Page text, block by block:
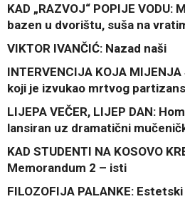
KAD „RAZVOJ“ POPIJE VODU:
bazen u dvorištu, suša na
VIKTOR IVANČIĆ: Nazad naši
INTERVENCIJA KOJA
koji je izvukao mrtvog
LIJEPA VEČER, LIJEP DAN:
lansiran uz dramatični
KAD STUDENTI NA KOSOVO
Memorandum 2 – isti
FILOZOFIJA PALANKE: